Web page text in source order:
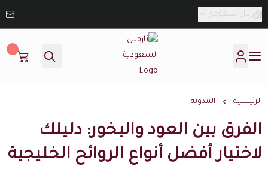
ريال سعودي
نارفين السعودية
٠
الرئيسية المدونة
الفرق بين العود والبخور: دليلك
لاختيار أفضل أنواع الروائح الخليجية